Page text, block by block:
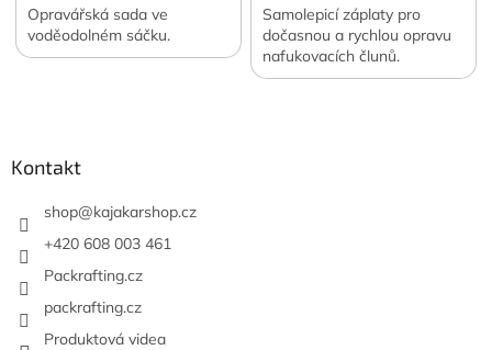
Opravářská sada ve
voděodolném sáčku.
Samolepicí záplaty pro
dočasnou a rychlou opravu
nafukovacích člunů.
Kontakt
shop@kajakarshop.cz
+420 608 003 461
Packrafting.cz
packrafting.cz
Produktová videa